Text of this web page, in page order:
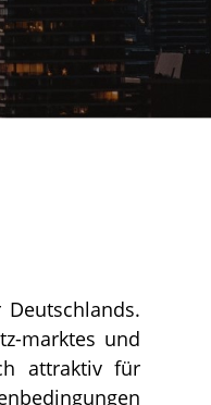
marktes und
attraktiv für